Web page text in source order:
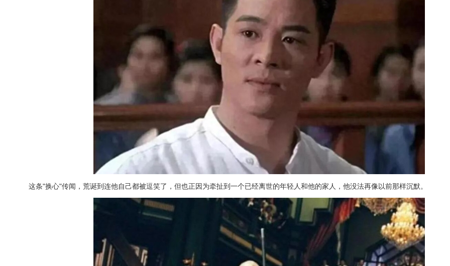
这条"换心"传闻，荒诞到连他自己都被逗笑了，但也正因为牵扯到一个已经离世的年轻人和他的家人，他没法再像以前那样沉默。